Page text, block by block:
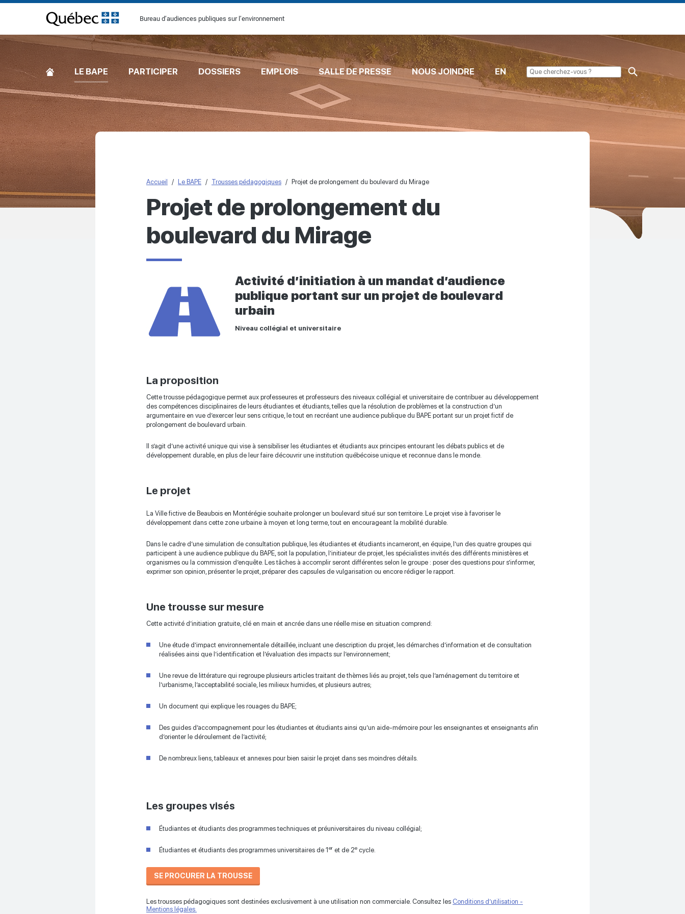
[Common.SkipToContent]
Bureau d’audiences publiques sur l’environnement
ACCUEILLE BAPE PARTICIPER DOSSIERS EMPLOIS SALLE DE PRESSE NOUS JOINDRE EN
Accueil Le BAPE Trousses pédagogiques Projet de prolongement du boulevard du Mirage
Projet de prolongement du
boulevard du Mirage
Activité d’initiation à un mandat d’audience
publique portant sur un projet de boulevard
urbain
Niveau collégial et universitaire
La proposition
Cette trousse pédagogique permet aux professeures et professeurs des niveaux collégial et universitaire de contribuer au développement
des compétences disciplinaires de leurs étudiantes et étudiants, telles que la résolution de problèmes et la construction d’un
argumentaire en vue d’exercer leur sens critique, le tout en recréant une audience publique du BAPE portant sur un projet fictif de
prolongement de boulevard urbain.
Il s’agit d’une activité unique qui vise à sensibiliser les étudiantes et étudiants aux principes entourant les débats publics et de
développement durable, en plus de leur faire découvrir une institution québécoise unique et reconnue dans le monde.
Le projet
La Ville fictive de Beaubois en Montérégie souhaite prolonger un boulevard situé sur son territoire. Le projet vise à favoriser le
développement dans cette zone urbaine à moyen et long terme, tout en encourageant la mobilité durable.
Dans le cadre d’une simulation de consultation publique, les étudiantes et étudiants incarneront, en équipe, l’un des quatre groupes qui
participent à une audience publique du BAPE, soit la population, l’initiateur de projet, les spécialistes invités des différents ministères et
organismes ou la commission d’enquête. Les tâches à accomplir seront différentes selon le groupe : poser des questions pour s’informer,
exprimer son opinion, présenter le projet, préparer des capsules de vulgarisation ou encore rédiger le rapport.
Une trousse sur mesure
Cette activité d’initiation gratuite, clé en main et ancrée dans une réelle mise en situation comprend:
Une étude d’impact environnementale détaillée, incluant une description du projet, les démarches d’information et de consultation
réalisées ainsi que l’identification et l’évaluation des impacts sur l’environnement;
Une revue de littérature qui regroupe plusieurs articles traitant de thèmes liés au projet, tels que l’aménagement du territoire et
l’urbanisme, l’acceptabilité sociale, les milieux humides, et plusieurs autres;
Un document qui explique les rouages du BAPE;
Des guides d’accompagnement pour les étudiantes et étudiants ainsi qu’un aide-mémoire pour les enseignantes et enseignants afin
d’orienter le déroulement de l’activité;
De nombreux liens, tableaux et annexes pour bien saisir le projet dans ses moindres détails.
Les groupes visés
Étudiantes et étudiants des programmes techniques et préuniversitaires du niveau collégial;
Étudiantes et étudiants des programmes universitaires de 1 er et de 2e cycle.
SE PROCURER LA TROUSSE
Les trousses pédagogiques sont destinées exclusivement à une utilisation non commerciale. Consultez les Conditions d’utilisation -
Mentions légales.